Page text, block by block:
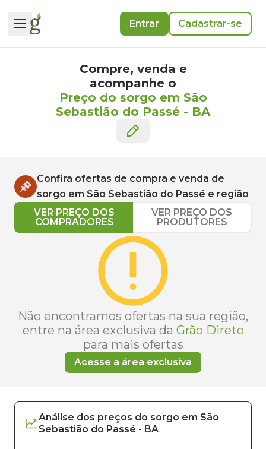
Entrar Cadastrar-se
Compre, venda e
acompanhe o
Preço do sorgo em São
Sebastião do Passé - BA
Confira ofertas de compra e venda de
sorgo em São Sebastião do Passé e região
VER PREÇO DOS
COMPRADORES
VER PREÇO DOS
PRODUTORES
Não encontramos ofertas na sua região,
entre na área exclusiva da Grão Direto
para mais ofertas
Acesse a área exclusiva
Análise dos preços do sorgo em São
Sebastião do Passé - BA